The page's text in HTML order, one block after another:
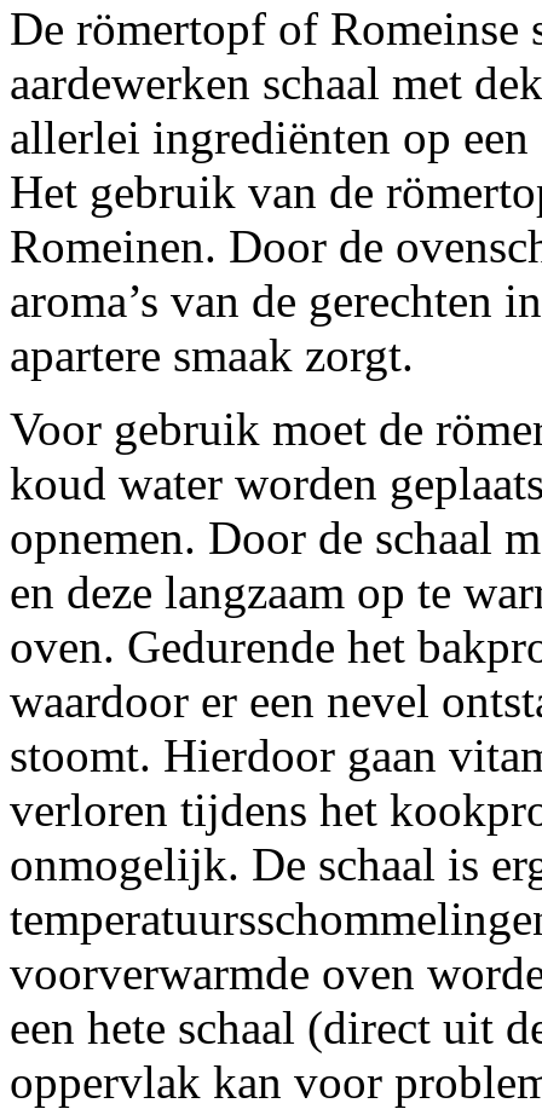
De römertopf of Romeinse
aardewerken schaal met
allerlei ingrediënten op
Het gebruik van de
Romeinen. Door de
aroma’s van de gerechten
apartere smaak zorgt.
Voor gebruik moet de
koud water worden
opnemen. Door de schaal
en deze langzaam op te
oven. Gedurende het
waardoor er een nevel
stoomt. Hierdoor gaan
verloren tijdens het
onmogelijk. De schaal is
voorverwarmde oven
een hete schaal (direct uit
oppervlak kan voor